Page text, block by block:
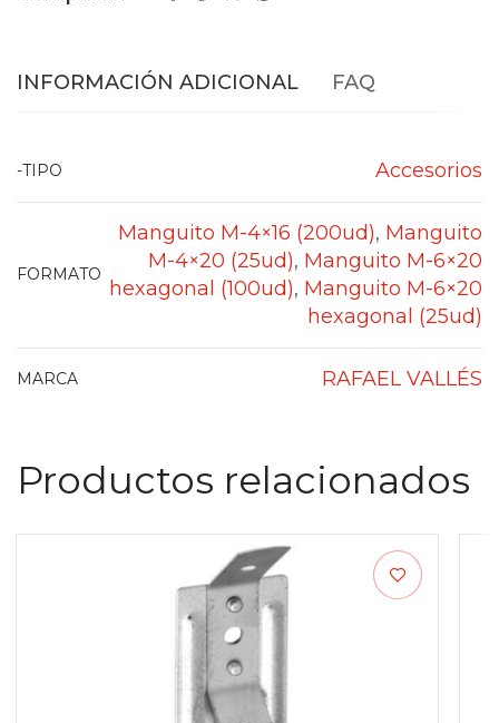
INFORMACIÓN ADICIONAL FAQ
-TIPO Accesorios
FORMATO
Manguito M-4×16 (200ud), Manguito
M-4×20 (25ud), Manguito M-6×20
hexagonal (100ud), Manguito M-6×20
hexagonal (25ud)
MARCA RAFAEL VALLÉS
Productos relacionados